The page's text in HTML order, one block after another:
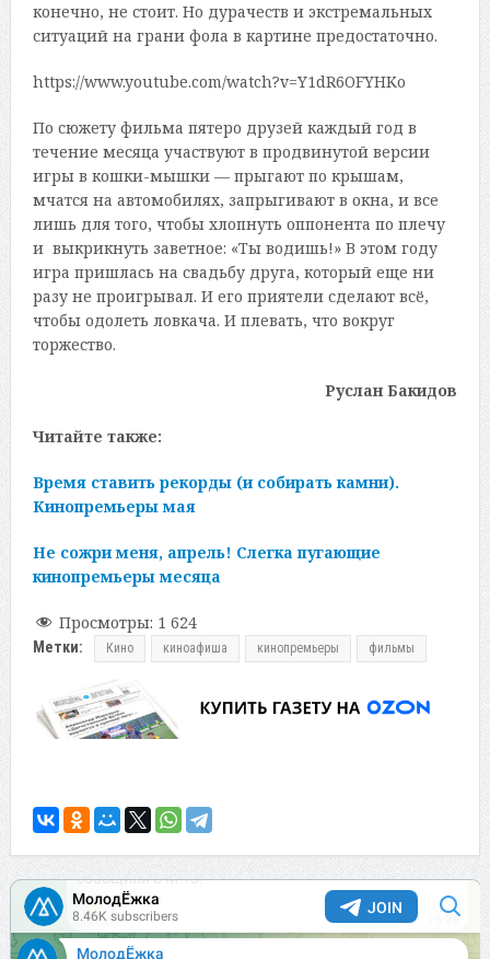
конечно, не стоит. Но дурачеств и экстремальных
ситуаций на грани фола в картине предостаточно.
https://www.youtube.com/watch?v=Y1dR6OFYHKo
По сюжету фильма пятеро друзей каждый год в
течение месяца участвуют в продвинутой версии
игры в кошки-мышки — прыгают по крышам,
мчатся на автомобилях, запрыгивают в окна, и все
лишь для того, чтобы хлопнуть оппонента по плечу
и выкрикнуть заветное: «Ты водишь!» В этом году
игра пришлась на свадьбу друга, который еще ни
разу не проигрывал. И его приятели сделают всё,
чтобы одолеть ловкача. И плевать, что вокруг
торжество.
Руслан Бакидов
Читайте также:
Время ставить рекорды (и собирать камни).
Кинопремьеры мая
Не сожри меня, апрель! Слегка пугающие
кинопремьеры месяца
Просмотры: 1 624
Метки: Кино киноафиша кинопремьеры фильмы